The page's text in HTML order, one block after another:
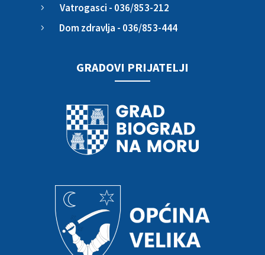
5 Vatrogasci - 036/853-212
5 Dom zdravlja - 036/853-444
GRADOVI PRIJATELJI